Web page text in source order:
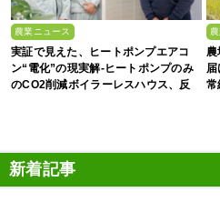
農業ニュース
実証で見えた、ヒートポンプエアコ
ン“電化”の現実解-ヒートポンプのみ
のCO2削減ボイラーレスハウス、反
農
常
新着記事